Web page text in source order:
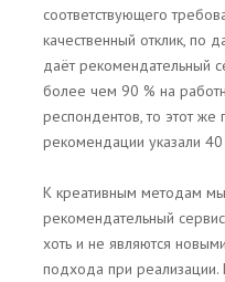
соответствующего
качественный отклик, по
даёт рекомендательный
более чем 90 % на
респондентов, то этот
рекомендации указали
К креативным методам
рекомендательный
хоть и не являются
подхода при реализации.